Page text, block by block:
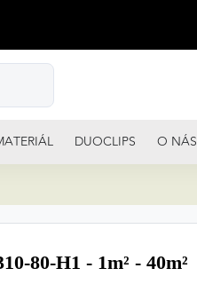
DUOCLIPS O NÁS
80-H1 - 1m² - 40m²